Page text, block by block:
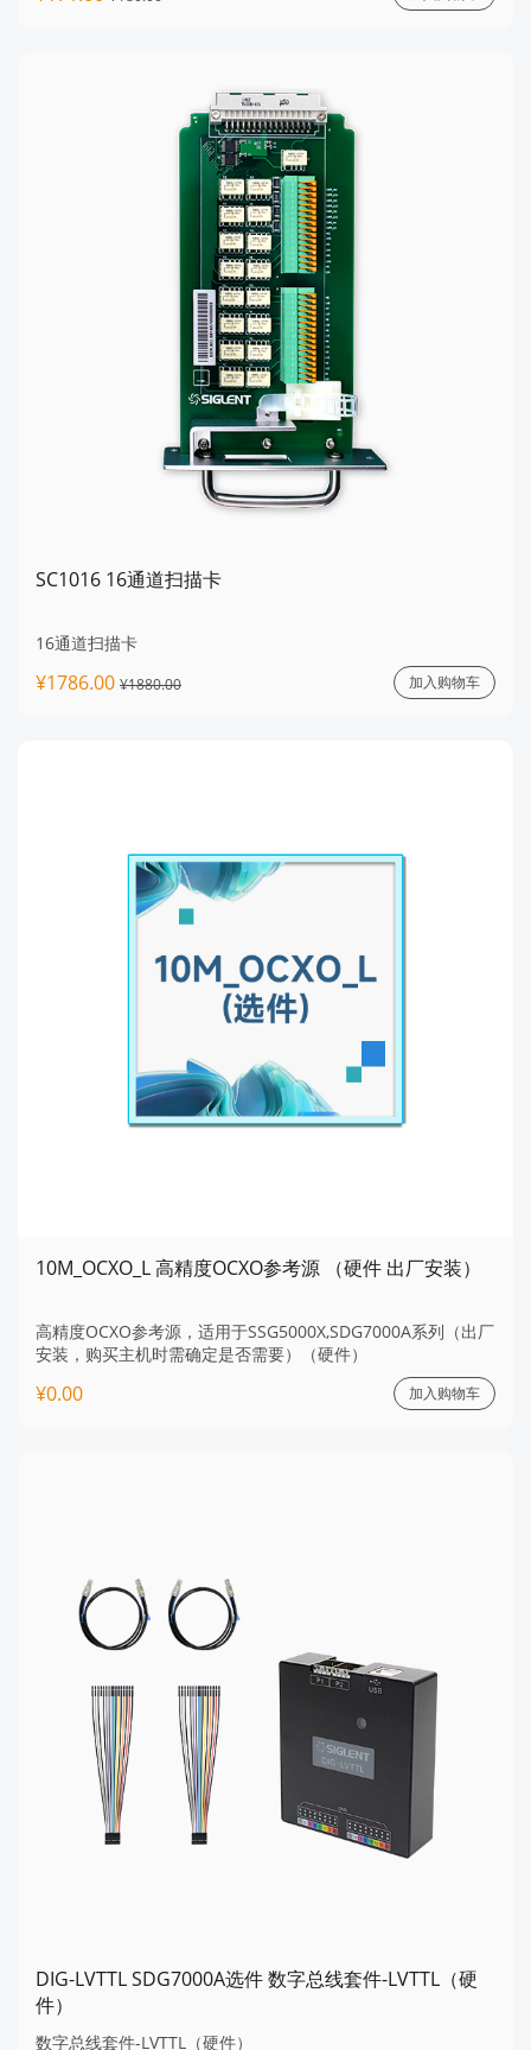
SC1016 16通道扫描卡
16通道扫描卡
¥1786.00 ¥1880.00 加入购物车
10M_OCXO_L 高精度OCXO参考源 （硬件 出厂安装）
高精度OCXO参考源，适用于SSG5000X,SDG7000A系列（出厂
安装，购买主机时需确定是否需要）（硬件）
¥0.00 加入购物车
DIG-LVTTL SDG7000A选件 数字总线套件-LVTTL（硬
件）
数字总线套件-LVTTL（硬件）